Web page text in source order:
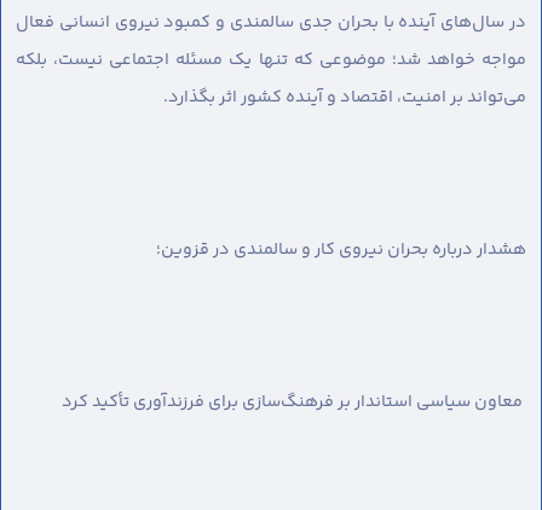
در سال‌های آینده با بحران جدی سالمندی و کمبود نیروی انسانی فعال
مواجه خواهد شد؛ موضوعی که تنها یک مسئله اجتماعی نیست، بلکه
می‌تواند بر امنیت، اقتصاد و آینده کشور اثر بگذارد.
هشدار درباره بحران نیروی کار و سالمندی در قزوین؛
معاون سیاسی استاندار بر فرهنگ‌سازی برای فرزندآوری تأکید کرد